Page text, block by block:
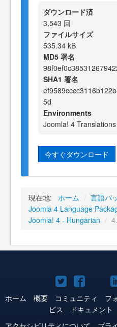
ダウンロード済
3,543 回
ファイルサイズ
535.34 kB
MD5 署名
SHA1 署名
5d
Environments
Joomla! 4 Translations
今すぐダウンロード
現在地: ホーム / 言語パ
Joomla 4 Language
Joomla! 4 - Hungarian /
Joomla!
Twitter
ホーム 概要 コミュニティ フ
ビス
ドキュメント